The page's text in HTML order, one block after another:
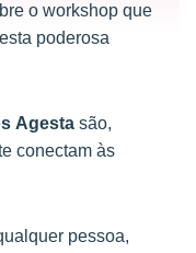
o workshop que
poderosa
Agesta são,
conectam às
pessoa,